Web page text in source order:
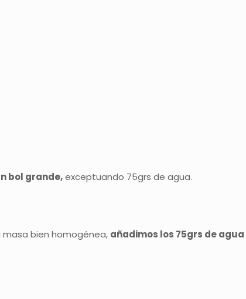
bol grande,exceptuando 75grs de agua.
bien homogénea, añadimos los 75grs de agua